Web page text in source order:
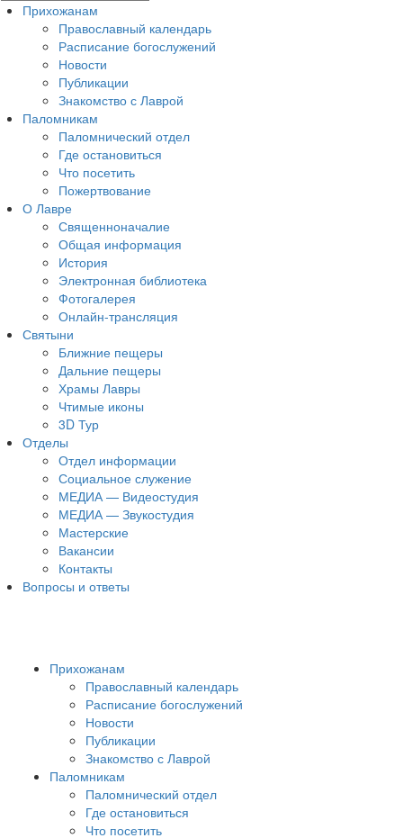
Прихожанам
Православный календарь
Расписание богослужений
Новости
Публикации
Знакомство с Лаврой
Паломникам
Паломнический отдел
Где остановиться
Что посетить
Пожертвование
О Лавре
Священноначалие
Общая информация
История
Электронная библиотека
Фотогалерея
Онлайн-трансляция
Святыни
Ближние пещеры
Дальние пещеры
Храмы Лавры
Чтимые иконы
3D Тур
Отделы
Отдел информации
Социальное служение
МЕДИА — Видеостудия
МЕДИА — Звукостудия
Мастерские
Вакансии
Контакты
Вопросы и ответы
Прихожанам
Православный календарь
Расписание богослужений
Новости
Публикации
Знакомство с Лаврой
Паломникам
Паломнический отдел
Где остановиться
Что посетить